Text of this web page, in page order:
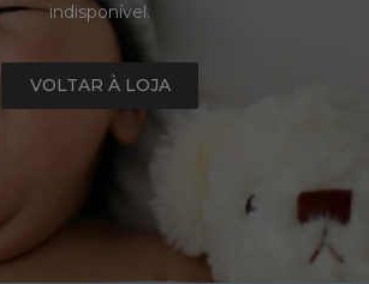
indisponível.
VOLTAR À LOJA